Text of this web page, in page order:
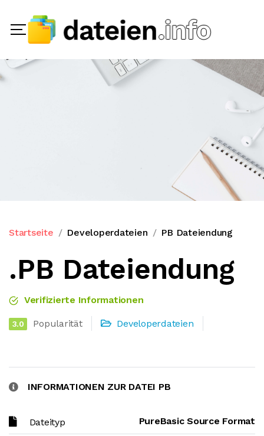
Startseite Developerdateien PB Dateiendung
.PB Dateiendung
Verifizierte Informationen
3.0 Popularität Developerdateien
INFORMATIONEN ZUR DATEI PB
Dateityp PureBasic Source Format